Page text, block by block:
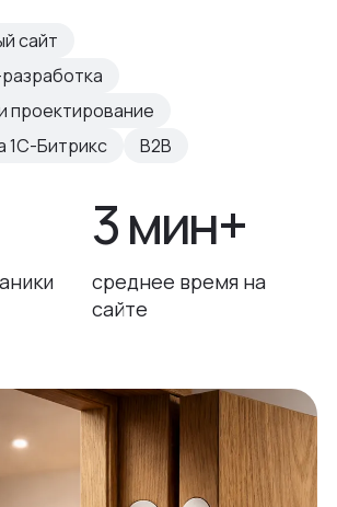
сайт
проектирование
1С-Битрикс
B2B
3 мин+
среднее время на
сайте